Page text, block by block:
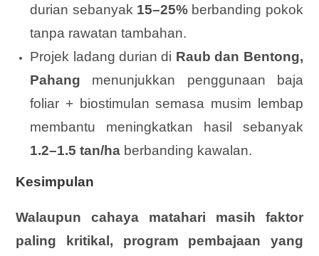
durian sebanyak 15–25% berbanding pokok
tanpa rawatan tambahan.
Projek ladang durian di Raub dan Bentong,
Pahang menunjukkan penggunaan baja
foliar + biostimulan semasa musim lembap
membantu meningkatkan hasil sebanyak
1.2–1.5 tan/ha berbanding kawalan.
Kesimpulan
Walaupun cahaya matahari masih faktor
paling kritikal, program pembajaan yang